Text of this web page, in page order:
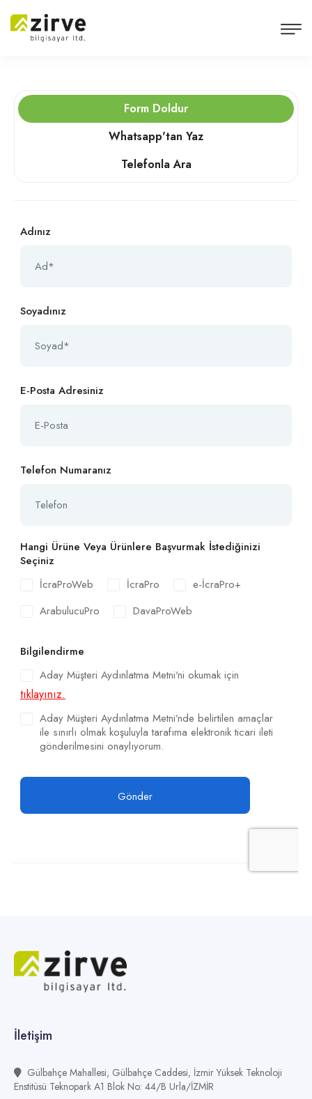
Form Doldur
Whatsapp'tan Yaz
Telefonla Ara
Adınız
Soyadınız
E-Posta Adresiniz
Telefon Numaranız
Hangi Ürüne Veya Ürünlere Başvurmak İstediğinizi
Seçiniz
İcraProWeb
İcraPro
e-İcraPro+
ArabulucuPro
DavaProWeb
Bilgilendirme
Aday Müşteri Aydınlatma Metni'ni okumak için
tıklayınız.
Aday Müşteri Aydınlatma Metni’nde belirtilen amaçlar
ile sınırlı olmak koşuluyla tarafıma elektronik ticari ileti
gönderilmesini onaylıyorum.
Gönder
İletişim
Gülbahçe Mahallesi, Gülbahçe Caddesi, İzmir Yüksek Teknoloji
Enstitüsü Teknopark A1 Blok No: 44/B Urla/İZMİR